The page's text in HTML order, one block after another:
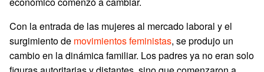
Con la entrada de las mujeres al mercado laboral y el
surgimiento de movimientos feministas, se produjo un
cambio en la dinámica familiar. Los padres ya no eran solo